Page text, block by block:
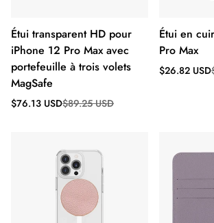
Étui transparent HD pour
iPhone 12 Pro Max avec
portefeuille à trois volets
MagSafe
Prix
$76.13 USD
Prix
$89.25 USD
Étui en
Pro Max
Prix
$26.82 USD
Prix